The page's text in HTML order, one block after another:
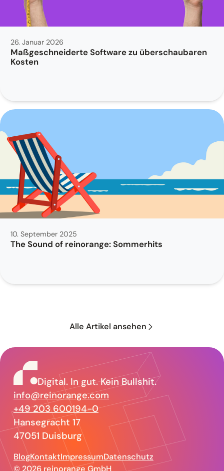
26. Januar 2026
Maßgeschneiderte Software zu überschaubaren
Kosten
10. September 2025
The Sound of reinorange: Sommerhits
Alle Artikel ansehen
reinorange –
Digital. In gut. Kein Bullshit.
info@reinorange.com
+49 203 600194-0
Hansegracht 17
47051 Duisburg
BlogKontaktImpressumDatenschutz
© 2026 reinorange GmbH